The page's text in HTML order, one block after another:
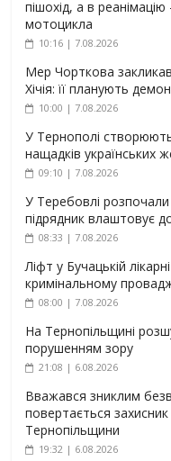
пішохід, а в
мотоцикла
10:16 | 7.08.2026
Мер Чорткова
Хічія: її планують
10:00 | 7.08.2026
У Тернополі створюють
нащадків українських
09:10 | 7.08.2026
У Теребовлі
підрядник влаштовує
08:33 | 7.08.2026
Ліфт у Бучацькій
кримінальному
08:00 | 7.08.2026
На Тернопільщині
порушенням зору
21:08 | 6.08.2026
Вважався зниклим
повертається
Тернопільщини
19:32 | 6.08.2026